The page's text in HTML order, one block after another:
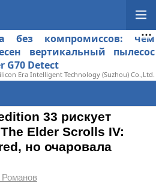
без компромиссов: чем
вертикальный пылесос
G70 Detect
Era Intelligent Technology (Suzhou) Co.,Ltd.
33 рискует
Elder Scrolls IV:
но очаровала